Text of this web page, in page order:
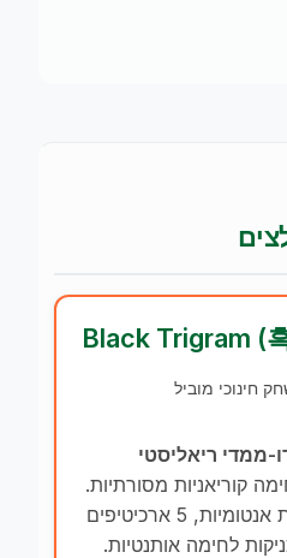
חינוכי מוביל
ממדי ריאליסטי
קוריאניות מסורתיות.
כולל 70 נקודות חיוניות אנטומיות, 5 ארכיטיפים
לחימה אותנטיות.